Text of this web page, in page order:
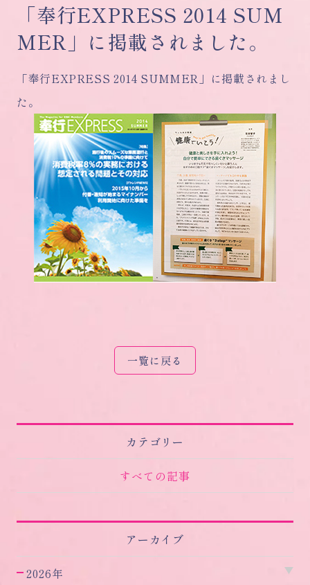
カテゴリー
すべての記事
アーカイブ
2026年
「奉行EXPRESS 2014 SUM
MER」に掲載されました。
「奉行EXPRESS 2014 SUMMER」に掲載されまし
た。
一覧に戻る